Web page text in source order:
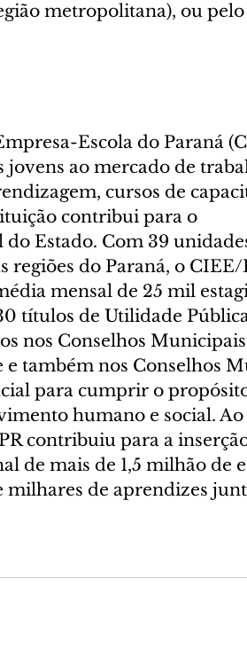
metropolitana), ou
Escola do Paraná
ao mercado de
cursos de
contribui para o
Estado. Com 39
do Paraná, o CIEE/
mensal de 25 mil
títulos de Utilidade
nos Conselhos
também nos Conselhos
para cumprir o
humano e social. Ao
contribuiu para a
de mais de 1,5 milhão de
milhares de aprendizes